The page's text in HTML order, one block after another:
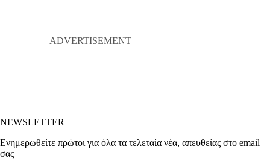
NEWSLETTER
Ενημερωθείτε πρώτοι για όλα τα τελεταία νέα, απευθείας στο email
σας